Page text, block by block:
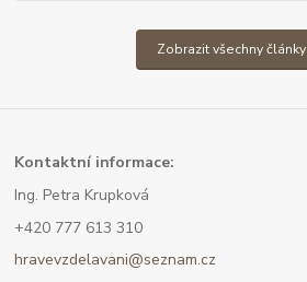
Zobrazit všechny články
Kontaktní informace:
Ing. Petra Krupková
+420 777 613 310
hravevzdelavani@seznam.cz